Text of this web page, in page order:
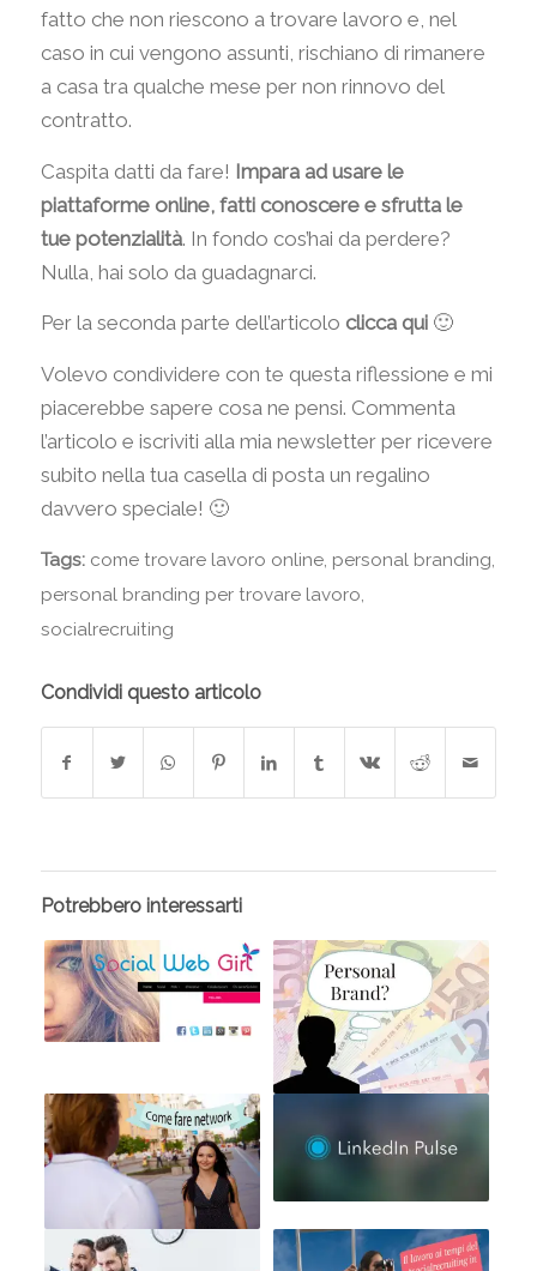
fatto che non riescono a trovare lavoro e, nel
caso in cui vengono assunti, rischiano di rimanere
a casa tra qualche mese per non rinnovo del
contratto.
Caspita datti da fare! Impara ad usare le
piattaforme online, fatti conoscere e sfrutta le
tue potenzialità. In fondo cos’hai da perdere?
Nulla, hai solo da guadagnarci.
Per la seconda parte dell’articolo clicca qui🙂
Volevo condividere con te questa riflessione e mi
piacerebbe sapere cosa ne pensi. Commenta
l’articolo e iscriviti alla mia newsletter per ricevere
subito nella tua casella di posta un regalino
davvero speciale! 🙂
Tags: come trovare lavoro online, personal branding,
personal branding per trovare lavoro,
socialrecruiting
Condividi questo articolo
Potrebbero interessarti